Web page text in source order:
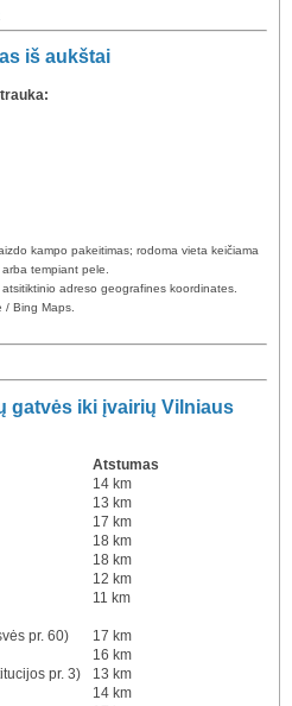
iš aukštai
kampo pakeitimas; rodoma vieta keičiama
tempiant pele.
adreso geografines koordinates.
/ Bing Maps.
gatvės iki įvairių Vilniaus
Atstumas
14 km
13 km
17 km
18 km
18 km
12 km
11 km
pr. 60)
17 km
16 km
pr. 3)
13 km
14 km